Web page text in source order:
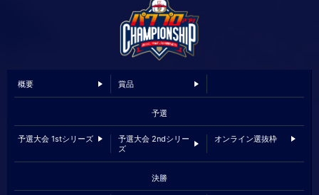
概要 賞品
予選
予選大会 1stシリーズ
予選大会 2ndシリー
ズ
オンライン選抜枠
決勝